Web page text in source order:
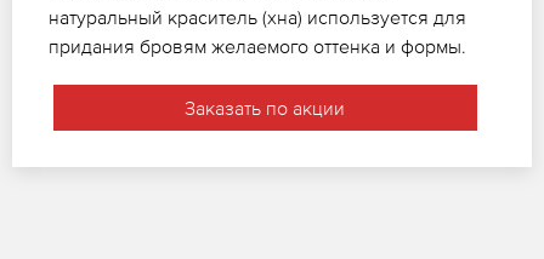
натуральный краситель (хна) используется для
придания бровям желаемого оттенка и формы.
Заказать по акции